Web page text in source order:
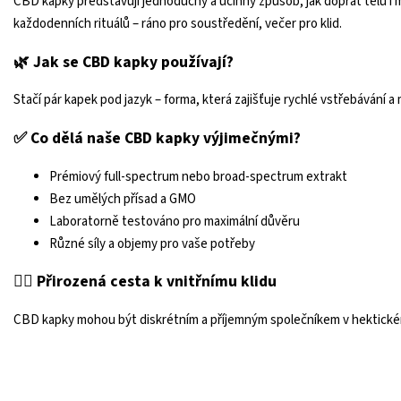
každodenních rituálů – ráno pro soustředění, večer pro klid.
🌿 Jak se CBD kapky používají?
Stačí pár kapek pod jazyk – forma, která zajišťuje rychlé vstřebávání
✅ Co dělá naše CBD kapky výjimečnými?
Prémiový full-spectrum nebo broad-spectrum extrakt
Bez umělých přísad a GMO
Laboratorně testováno pro maximální důvěru
Různé síly a objemy pro vaše potřeby
🧘‍♂️ Přirozená cesta k vnitřnímu klidu
CBD kapky mohou být diskrétním a příjemným společníkem v